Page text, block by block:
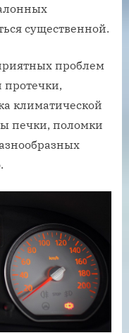
существенной.
проблем
протечки,
климатической
печки, поломки